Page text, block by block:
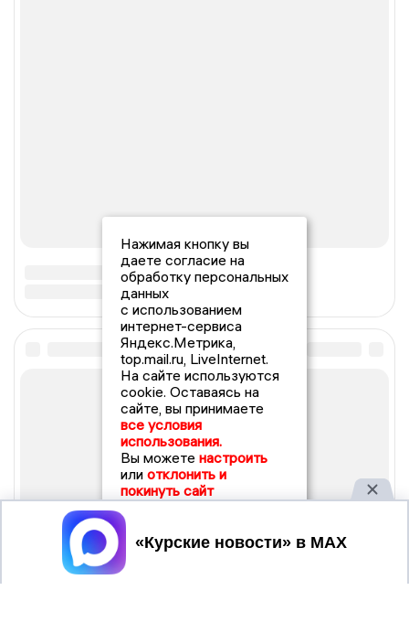
Нажимая кнопку вы
даете согласие на
обработку персональных
данных
с использованием
интернет-сервиса
Яндекс.Метрика,
top.mail.ru, LiveInternet.
На сайте используются
cookie. Оставаясь на
сайте, вы принимаете
все условия
использования.
Вы можете настроить
или отклонить и
покинуть сайт
Принять